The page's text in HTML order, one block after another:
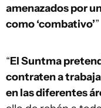
amenazados por
como ‘combativo’”
“El Suntma
contraten a
en las diferentes